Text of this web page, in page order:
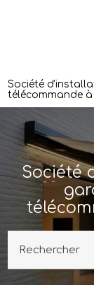
Société
télécommande à
Société
Rechercher
Panneau de